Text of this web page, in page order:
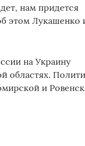
нам придется
этом Лукашенко
на Украину
областях.
и